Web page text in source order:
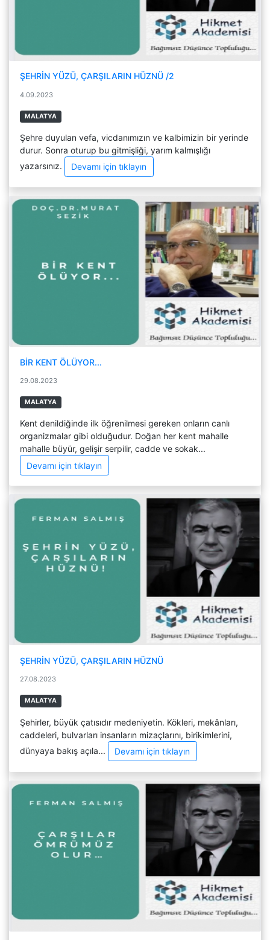
ŞEHRİN YÜZÜ, ÇARŞILARIN HÜZNÜ /2
4.09.2023
MALATYA
Şehre duyulan vefa, vicdanımızın ve kalbimizin bir yerinde
durur. Sonra oturup bu gitmişliği, yarım kalmışlığı
yazarsınız.
Devamı için tıklayın
BİR KENT ÖLÜYOR...
29.08.2023
MALATYA
Kent denildiğinde ilk öğrenilmesi gereken onların canlı
organizmalar gibi olduğudur. Doğan her kent mahalle
mahalle büyür, gelişir serpilir, cadde ve sokak...
Devamı için tıklayın
ŞEHRİN YÜZÜ, ÇARŞILARIN HÜZNÜ
27.08.2023
MALATYA
Şehirler, büyük çatısıdır medeniyetin. Kökleri, mekânları,
caddeleri, bulvarları insanların mizaçlarını, birikimlerini,
dünyaya bakış açıla...
Devamı için tıklayın